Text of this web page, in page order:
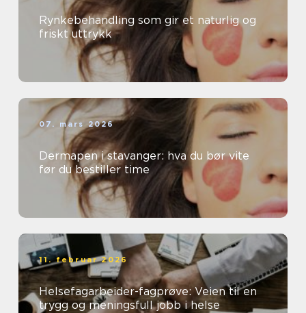
Rynkebehandling som gir et naturlig og
friskt uttrykk
07. mars 2026
Dermapen i stavanger: hva du bør vite
før du bestiller time
11. februar 2026
Helsefagarbeider-fagprøve: Veien til en
trygg og meningsfull jobb i helse